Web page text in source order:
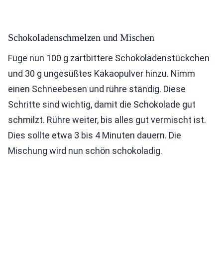
Schokoladenschmelzen und Mischen
Füge nun 100 g zartbittere Schokoladenstückchen
und 30 g ungesüßtes Kakaopulver hinzu. Nimm
einen Schneebesen und rühre ständig. Diese
Schritte sind wichtig, damit die Schokolade gut
schmilzt. Rühre weiter, bis alles gut vermischt ist.
Dies sollte etwa 3 bis 4 Minuten dauern. Die
Mischung wird nun schön schokoladig.